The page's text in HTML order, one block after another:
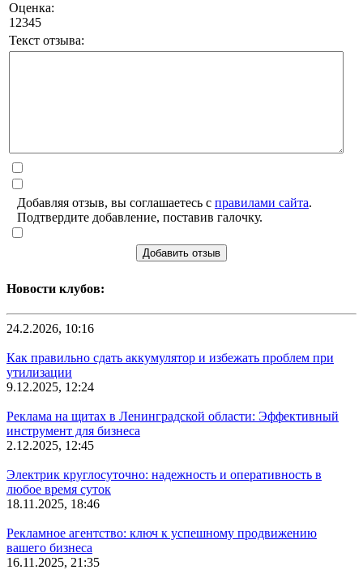
Оценка:
1 2345
Текст отзыва:
Добавляя отзыв, вы соглашаетесь с правилами сайта.
Подтвердите добавление, поставив галочку.
Добавить отзыв
Новости клубов:
24.2.2026, 10:16
Как правильно сдать аккумулятор и избежать проблем при
утилизации
9.12.2025, 12:24
Реклама на щитах в Ленинградской области: Эффективный
инструмент для бизнеса
2.12.2025, 12:45
Электрик круглосуточно: надежность и оперативность в
любое время суток
18.11.2025, 18:46
Рекламное агентство: ключ к успешному продвижению
вашего бизнеса
16.11.2025, 21:35